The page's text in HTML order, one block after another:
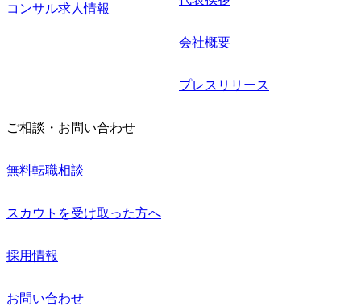
コンサル求人情報
会社概要
プレスリリース
ご相談・お問い合わせ
無料転職相談
スカウトを受け取った方へ
採用情報
お問い合わせ